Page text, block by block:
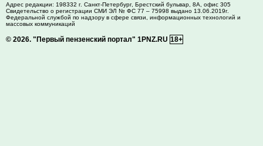
Адрес редакции: 198332 г. Санкт-Петербург, Брестский бульвар, 8А, офис 305
Свидетельство о регистрации СМИ ЭЛ № ФС 77 – 75998 выдано 13.06.2019г.
Федеральной службой по надзору в сфере связи, информационных технологий и
массовых коммуникаций
© 2026. "Первый пензенский портал" 1PNZ.RU 18+